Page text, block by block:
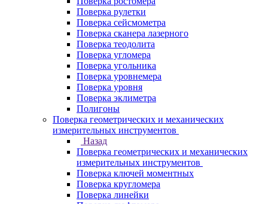
Поверка рулетки
Поверка сейсмометра
Поверка сканера лазерного
Поверка теодолита
Поверка угломера
Поверка угольника
Поверка уровнемера
Поверка уровня
Поверка эклиметра
Полигоны
Поверка геометрических и механических
измерительных инструментов
Назад
Поверка геометрических и механических
измерительных инструментов
Поверка ключей моментных
Поверка кругломера
Поверка линейки